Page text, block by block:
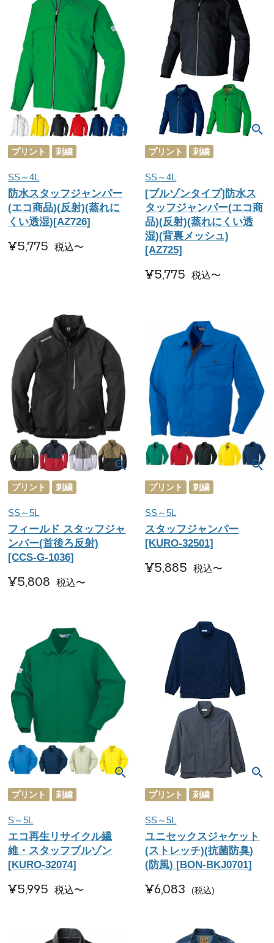
プリント 刺繍
SS～4L
防水スタッフジャンパー
(エコ商品)(反射)(蒸れに
くい透湿)[AZ726]
¥5,775 税込〜
プリント 刺繍
SS～4L
[ブルゾンタイプ]防水ス
タッフジャンパー(エコ商
品)(反射)(蒸れにくい透
湿)(背裏メッシュ)
[AZ725]
¥5,775 税込〜
プリント 刺繍
SS～5L
フィールド スタッフジャ
ンパー(首後ろ反射)
[CCS-G-1036]
¥5,808 税込〜
プリント 刺繍
SS～5L
スタッフジャンパー
[KURO-32501]
¥5,885 税込〜
プリント 刺繍
S～5L
エコ再生リサイクル繊
維・スタッフブルゾン
[KURO-32074]
¥5,995 税込〜
プリント 刺繍
SS～5L
ユニセックスジャケット
(ストレッチ)(抗菌防臭)
(防風) [BON-BKJ0701]
¥6,083 税込